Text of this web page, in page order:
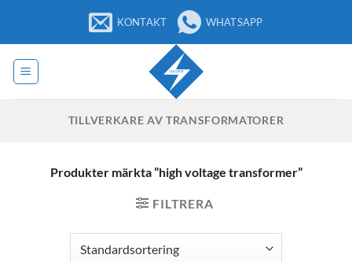
innehåll
KONTAKT WHATSAPP
TILLVERKARE AV TRANSFORMATORER
Produkter märkta ”high voltage transformer”
FILTRERA